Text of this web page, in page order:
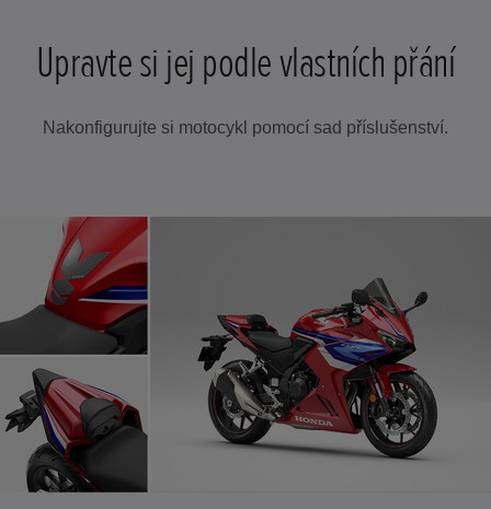
Upravte si jej podle vlastních přání
Nakonfigurujte si motocykl pomocí sad příslušenství.